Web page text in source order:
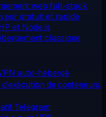
web full-stack
gratuit et rapide
et Node.js
classique
auto-hébergé
de conteneurs,
Telegram